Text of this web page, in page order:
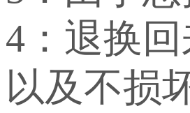
4：退换
以及不损